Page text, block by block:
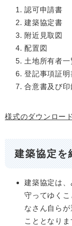
認可申請書
建築協定書
附近見取図
配置図
土地所有者一
登記事項証明
合意書及び
様式のダウンロー
建築協定を
建築協定は
守ってゆく
なさん自ら
こととなりま